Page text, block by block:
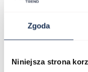
Zgoda
Niniejsza strona